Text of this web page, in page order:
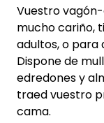
Vuestro
mucho cariño,
adultos, o para
Dispone de
edredones y
traed vuestro
cama.